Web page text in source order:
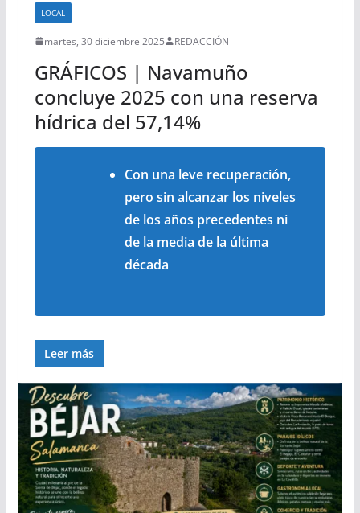
LOCAL
martes, 30 diciembre 2025 REDACCIÓN
GRÁFICOS | Navamuño
concluye 2025 con una reserva
hídrica del 57,14%
Con una leve recuperación,
pero sin alcanzar los niveles
de los años precedentes ni
de la media de la última
década
Leer más